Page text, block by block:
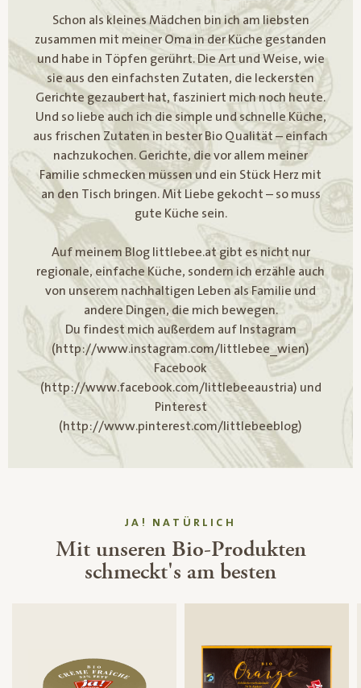
Schon als kleines Mädchen bin ich am liebsten
zusammen mit meiner Oma in der Küche gestanden
und habe in Töpfen gerührt. Die Art und Weise, wie
sie aus den einfachsten Zutaten, die leckersten
Gerichte gezaubert hat, fasziniert mich noch heute.
Und so liebe auch ich die simple und schnelle Küche,
aus frischen Zutaten in bester Bio Qualität – einfach
nachzukochen. Gerichte, die vor allem meiner
Familie schmecken müssen und ein Stück Herz mit
an den Tisch bringen. Mit Liebe gekocht – so muss
gute Küche sein.
Auf meinem Blog littlebee.at gibt es nicht nur
regionale, einfache Küche, sondern ich erzähle auch
von unserem nachhaltigen Leben als Familie und
andere Dingen, die mich bewegen.
Du findest mich außerdem auf Instagram
(http://www.instagram.com/littlebee_wien)
Facebook
(http://www.facebook.com/littlebeeaustria) und
Pinterest
(http://www.pinterest.com/littlebeeblog)
JA! NATÜRLICH
Mit unseren Bio-Produkten
schmeckt's am besten